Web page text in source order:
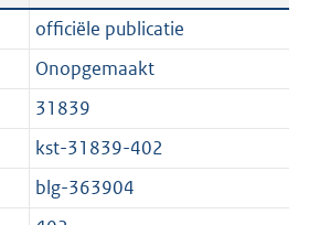
n
d
s
r
o
o
a
n
d
g
r
o
officiële publicatie
Onopgemaakt
31839
kst-31839-402
blg-363904